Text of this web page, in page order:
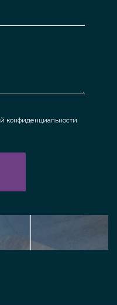
конфиденциальности